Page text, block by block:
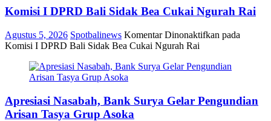
Komisi I DPRD Bali Sidak Bea Cukai Ngurah Rai
Agustus 5, 2026 Spotbalinews Komentar Dinonaktifkan pada
Komisi I DPRD Bali Sidak Bea Cukai Ngurah Rai
Apresiasi Nasabah, Bank Surya Gelar Pengundian
Arisan Tasya Grup Asoka